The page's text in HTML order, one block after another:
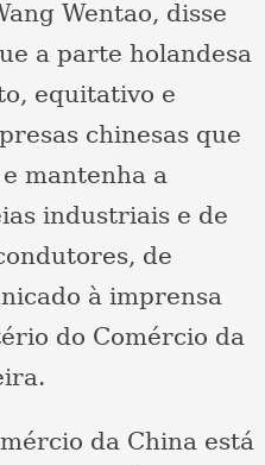
Wentao, disse
a parte holandesa
equitativo e
chinesas que
mantenha a
industriais e de
de
à imprensa
do Comércio da
da China está